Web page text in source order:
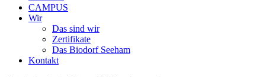
CAMPUS
Wir
Das sind wir
Zertifikate
Das Biodorf Seeham
Kontakt